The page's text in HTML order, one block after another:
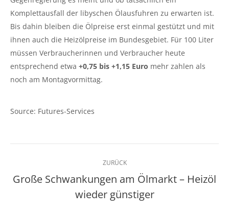
Komplettausfall der libyschen Ölausfuhren zu erwarten ist.
Bis dahin bleiben die Ölpreise erst einmal gestützt und mit
ihnen auch die Heizölpreise im Bundesgebiet. Für 100 Liter
müssen Verbraucherinnen und Verbraucher heute
entsprechend etwa +0,75 bis +1,15 Euro mehr zahlen als
noch am Montagvormittag.
Source: Futures-Services
Kommentarnavigation
ZURÜCK
Vorheriger
Beitrag:
Große Schwankungen am Ölmarkt – Heizöl
wieder günstiger